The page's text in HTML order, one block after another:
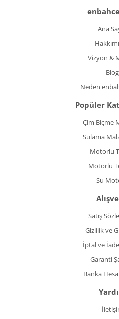
Ana
Vizyon &
Blog
Neden
Popüler
Çim Biçme
Sulama
Motorlu
Motorlu
Su
Satış
Gizlilik ve
İptal ve
Garanti
Banka